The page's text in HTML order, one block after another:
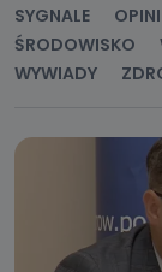
SYGNALE
ŚRODOWISKO
WYWIADY